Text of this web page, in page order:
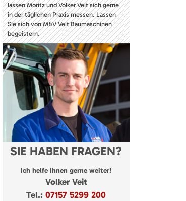
lassen Moritz und Volker Veit sich gerne
in der täglichen Praxis messen. Lassen
Sie sich von M&V Veit Baumaschinen
begeistern.
SIE HABEN FRAGEN?
Ich helfe Ihnen gerne weiter!
Volker Veit
Tel.: 07157 5299 200